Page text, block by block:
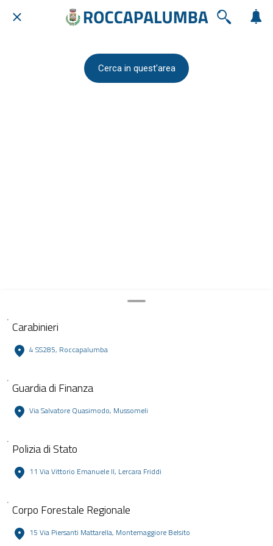
Carabinieri
4 SS285, Roccapalumba
Guardia di Finanza
Via Salvatore Quasimodo, Mussomeli
Polizia di Stato
11 Via Vittorio Emanuele II, Lercara Friddi
Corpo Forestale Regionale
15 Via Piersanti Mattarella, Montemaggiore Belsito
Cerca in quest'area